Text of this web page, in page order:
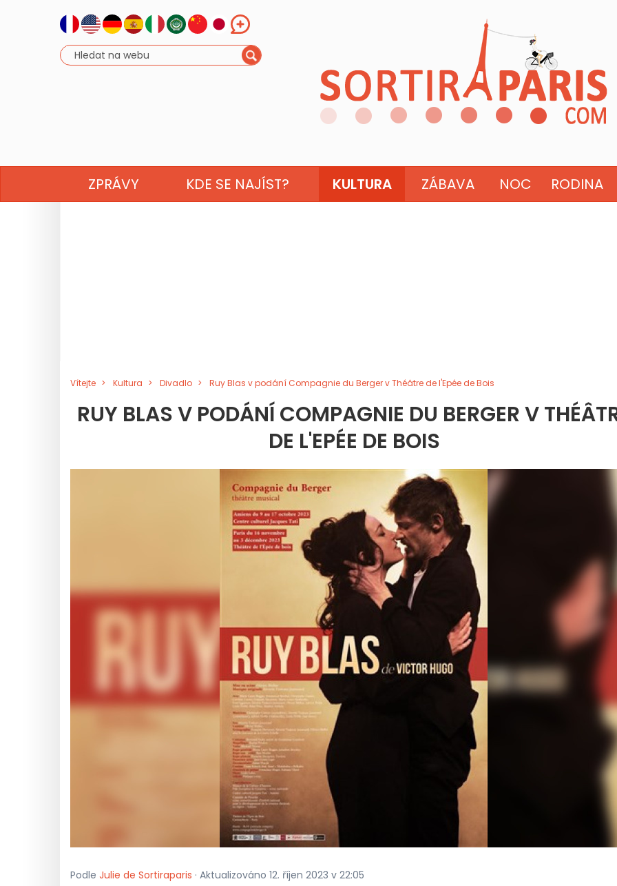
ZPRÁVY KDE SE NAJÍST? KULTURA ZÁBAVA NOC RODINA
Vítejte Kultura Divadlo Ruy Blas v podání Compagnie du Berger v Théâtre de l'Epée de Bois
RUY BLAS V PODÁNÍ COMPAGNIE DU BERGER V
DE L'EPÉE DE BOIS
Podle Julie de Sortiraparis · Aktualizováno 12. říjen 2023 v 22:05